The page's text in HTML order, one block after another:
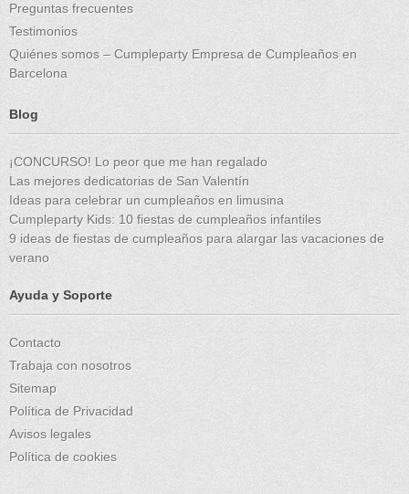
Preguntas frecuentes
Testimonios
Quiénes somos – Cumpleparty Empresa de Cumpleaños en
Barcelona
Blog
¡CONCURSO! Lo peor que me han regalado
Las mejores dedicatorias de San Valentín
Ideas para celebrar un cumpleaños en limusina
Cumpleparty Kids: 10 fiestas de cumpleaños infantiles
9 ideas de fiestas de cumpleaños para alargar las vacaciones de
verano
Ayuda y Soporte
Contacto
Trabaja con nosotros
Sitemap
Política de Privacidad
Avisos legales
Política de cookies